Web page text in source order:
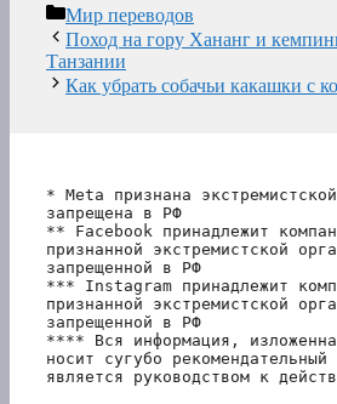
Рубрики
Мир переводов
Поход на гору Хананг и
Танзании
Как убрать собачьи какашки с
* Meta признана
запрещена в РФ
** Facebook принадлежит
признанной экстремистской
запрещенной в РФ
*** Instagram принадлежит
признанной экстремистской
запрещенной в РФ
**** Вся информация,
носит сугубо
является руководством к